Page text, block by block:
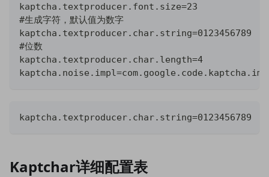
kaptcha.textproducer.font.size=23
#生成字符，默认值为数字
kaptcha.textproducer.char.string=0123456789
#位数
kaptcha.textproducer.char.length=4
kaptcha.textproducer.char.string=0123456789
Kaptchar详细配置表